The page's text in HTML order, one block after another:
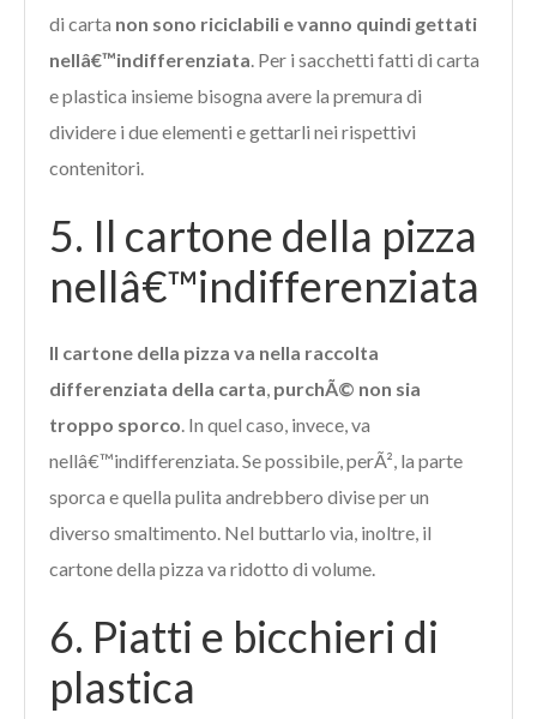
di carta non sono riciclabili e vanno quindi gettati
nellâ€™indifferenziata. Per i sacchetti fatti di carta
e plastica insieme bisogna avere la premura di
dividere i due elementi e gettarli nei rispettivi
contenitori.
5. Il cartone della pizza
nellâ€™indifferenziata
Il cartone della pizza va nella raccolta
differenziata della carta, purchÃ© non sia
troppo sporco. In quel caso, invece, va
nellâ€™indifferenziata. Se possibile, perÃ², la parte
sporca e quella pulita andrebbero divise per un
diverso smaltimento. Nel buttarlo via, inoltre, il
cartone della pizza va ridotto di volume.
6. Piatti e bicchieri di
plastica